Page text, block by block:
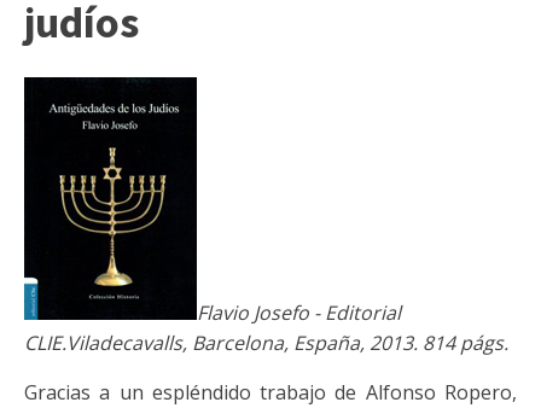
judíos
Flavio Josefo - Editorial
CLIE.Viladecavalls, Barcelona, España, 2013. 814 págs.
Gracias a un espléndido trabajo de Alfonso Ropero,